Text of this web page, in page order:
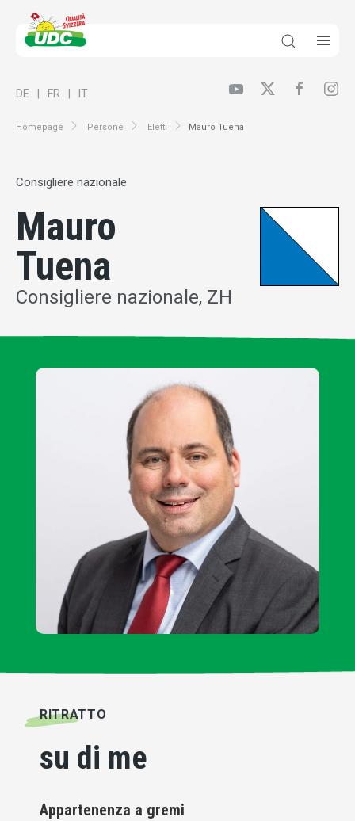
Homepage Persone Eletti Mauro Tuena
DE FR IT
Consigliere nazionale
Mauro
Tuena
Consigliere nazionale, ZH
RITRATTO
su di me
Appartenenza a gremi